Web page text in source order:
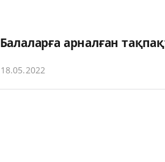
Балаларға арналған
18.05.2022